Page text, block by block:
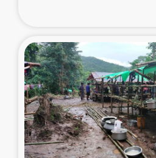
スリランカ南部洪
スリランカの南北女性をつなぐ
ジェクト
復興支援